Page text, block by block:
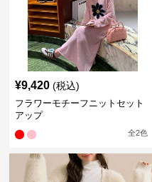
¥9,420 (税込)
フラワーモチーフニットセット
アップ
全2色